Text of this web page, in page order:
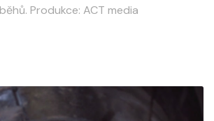
Produkce: ACT media